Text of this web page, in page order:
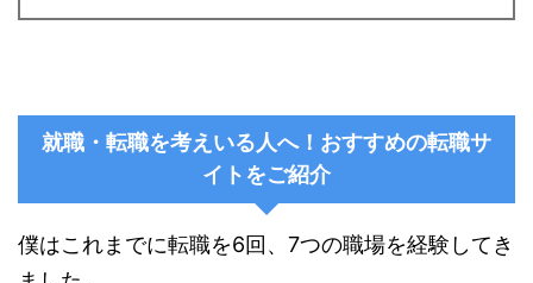
就職・転職を考えいる人へ！おすすめの転職サ
イトをご紹介
僕はこれまでに転職を6回、7つの職場を経験してき